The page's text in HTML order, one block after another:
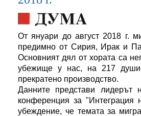
От януари до август 2018 г.
предимно от Сирия, Ирак и
Основният дял от хората са
убежище у нас, на 217 души
прекратено производство.
Данните представи
конференция за "Интеграция
убеждение, че темата за